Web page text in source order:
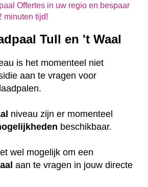
Offertes in uw regio en bespaar
minuten tijd!
Tull en 't Waal
is het momenteel niet
aan te vragen voor
niveau zijn er momenteel
beschikbaar.
wel mogelijk om een
aan te vragen in jouw directe